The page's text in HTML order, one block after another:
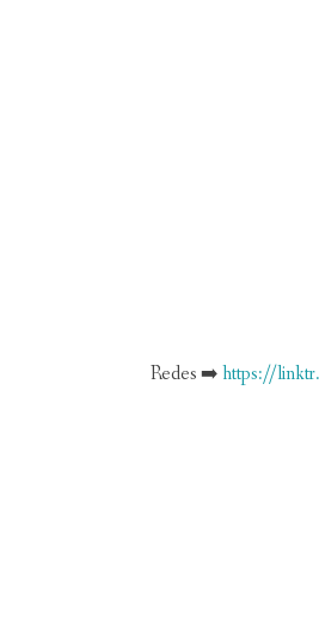
Redes ➡️https://